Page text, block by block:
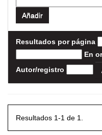
Resultados por página
En
Autor/registro
Resultados 1-1 de 1.